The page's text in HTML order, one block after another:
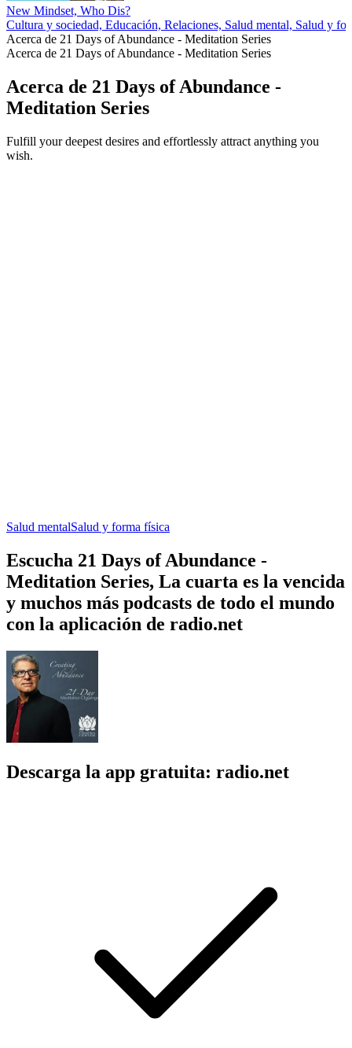
New Mindset, Who Dis?
Cultura y sociedad, Educación, Relaciones, Salud mental, Salud y
Acerca de 21 Days of Abundance - Meditation Series
Acerca de 21 Days of Abundance - Meditation Series
Acerca de 21 Days of Abundance -
Meditation Series
Fulfill your deepest desires and effortlessly attract anything you
wish.
Salud mentalSalud y forma física
Escucha 21 Days of Abundance -
Meditation Series, La cuarta es la vencida
y muchos más podcasts de todo el mundo
con la aplicación de radio.net
Descarga la app gratuita: radio.net